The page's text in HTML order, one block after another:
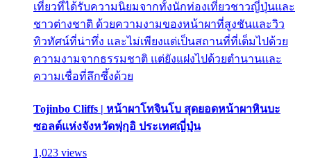
เที่ยวที่ได้รับความนิยมจากทั้งนักท่องเที่ยวชาวญี่ปุ่นและ
ชาวต่างชาติ ด้วยความงามของหน้าผาที่สูงชันและวิว
ทิวทัศน์ที่น่าทึ่ง และไม่เพียงแต่เป็นสถานที่ที่เต็มไปด้วย
ความงามจากธรรมชาติ แต่ยังแฝงไปด้วยตำนานและ
ความเชื่อที่ลึกซึ้งด้วย
Tojinbo Cliffs | หน้าผาโทจินโบ สุดยอดหน้าผาหินบะ
ซอลต์แห่งจังหวัดฟุกุอิ ประเทศญี่ปุ่น
1,023 views